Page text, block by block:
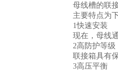
母线槽的联
主要特点为
1快速安装
现在，母线
2高防护等级
联接箱具有
3高压平衡